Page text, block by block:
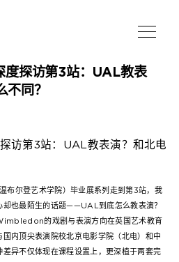
探访第3站：UAL教表
同？
访第3站：UAL教表演？和北电
登艺术学院）毕业展系列走到第3站，我
却也最陌生的话题——UAL到底怎么教表演？
的戏剧与表演方向在英国艺术教育
内顶尖表演院校北京电影学院（北电）和中
异不仅体现在课程设置上，更深植于两套完